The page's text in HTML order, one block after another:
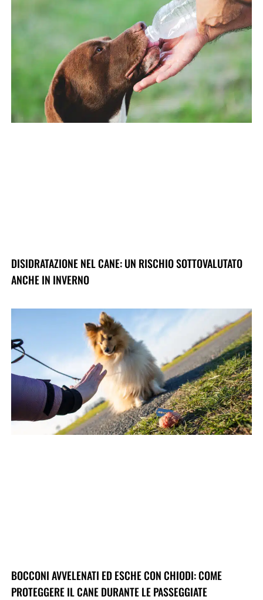
DISIDRATAZIONE NEL CANE: UN RISCHIO SOTTOVALUTATO
ANCHE IN INVERNO
BOCCONI AVVELENATI ED ESCHE CON CHIODI: COME
PROTEGGERE IL CANE DURANTE LE PASSEGGIATE